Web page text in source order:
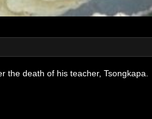
the death of his teacher, Tsongkapa.